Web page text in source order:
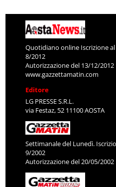
Quotidiano online Iscrizione
8/2012
Autorizzazione del 13/12/2012
www.gazzettamatin.com
Editore
LG PRESSE S.R.L.
via Festaz, 52 11100 AOSTA
Settimanale del Lunedì.
9/2002
Autorizzazione del 20/05/2002